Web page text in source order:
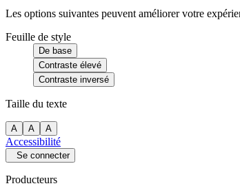
Les options suivantes peuvent améliorer votre
Feuille de style
De base
Contraste élevé
Contraste inversé
Taille du texte
A A A
Accessibilité
Se connecter
Producteurs